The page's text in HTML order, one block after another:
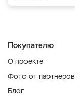
Покупателю
О проекте
Фото от партнеров
Блог